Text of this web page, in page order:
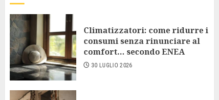
Climatizzatori: come ridurre i
consumi senza rinunciare al
comfort… secondo ENEA
30 LUGLIO 2026